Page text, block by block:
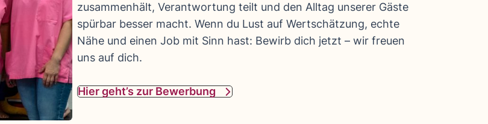
zusammenhält, Verantwortung teilt und den Alltag unserer Gäste
spürbar besser macht. Wenn du Lust auf Wertschätzung, echte
Nähe und einen Job mit Sinn hast: Bewirb dich jetzt – wir freuen
uns auf dich.
Hier geht’s zur Bewerbung